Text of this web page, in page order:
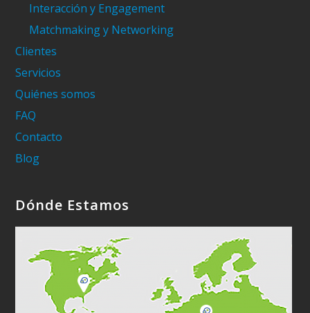
Interacción y Engagement
Matchmaking y Networking
Clientes
Servicios
Quiénes somos
FAQ
Contacto
Blog
Dónde Estamos